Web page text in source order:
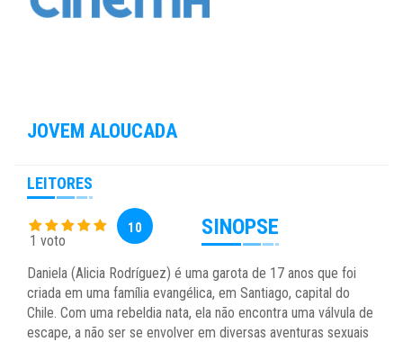
JOVEM ALOUCADA
LEITORES
1 voto
10 SINOPSE
Daniela (Alicia Rodríguez) é uma garota de 17 anos que foi
criada em uma família evangélica, em Santiago, capital do
Chile. Com uma rebeldia nata, ela não encontra uma válvula de
escape, a não ser se envolver em diversas aventuras sexuais